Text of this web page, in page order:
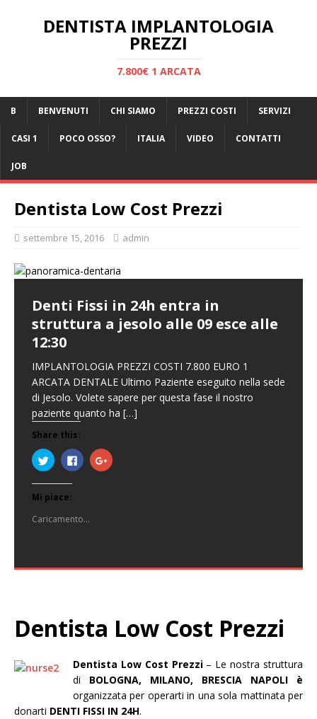
DENTISTA IMPLANTOLOGIA
PREZZI
7.800€ 1 ARCATA
B BENVENUTI CHI SIAMO PREZZI COSTI SERVIZI
CASI 1 POCO OSSO? ITALIA VIDEO CONTATTI
JOB
Dentista Low Cost Prezzi
settembre 15, 2016 admin
Denti Fissi in 24h entra in
struttura a jesolo alle 09 esce alle
12:30
IMPLANTOLOGIA PREZZI COSTI 7.800 EURO 1
ARCATA DENTALE Ultimo Paziente eseguito nella sede
di Jesolo. Volete sapere per questa fase il nostro
paziente quanto ha […]
Share this:
F
a
c
l
i
q
u
c
d
e
u
t
F
a
p
e
d
e
s
a
c
e
b
o
o
k
F
a
c
s
u
G
o
o
l
Mi piace:
Caricamento...
Dentista Low Cost Prezzi
Dentista Low Cost Prezzi– Le nostra struttura
di BOLOGNA, MILANO, BRESCIA NAPOLI è
organizzata per operarti in una sola mattinata per
donarti DENTI FISSI IN 24H.